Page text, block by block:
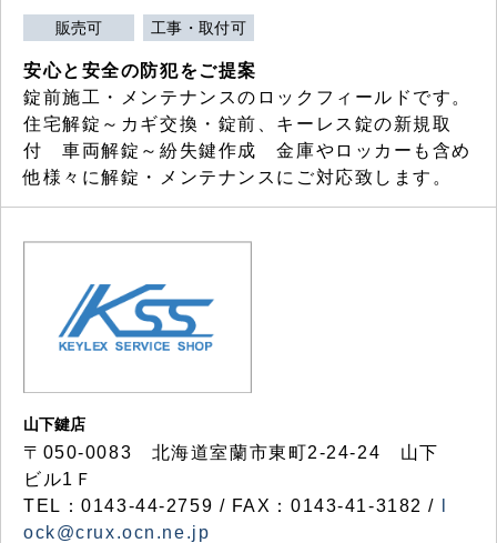
販売可 工事・取付可
安心と安全の防犯をご提案
錠前施工・メンテナンスのロックフィールドです。
住宅解錠～カギ交換・錠前、キーレス錠の新規取
付 車両解錠～紛失鍵作成 金庫やロッカーも含め
他様々に解錠・メンテナンスにご対応致します。
山下鍵店
〒050-0083 北海道室蘭市東町2-24-24 山下
ビル1Ｆ
TEL：0143-44-2759 / FAX：0143-41-3182 /
ock@crux.ocn.ne.jp